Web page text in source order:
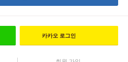
카카오 로그인